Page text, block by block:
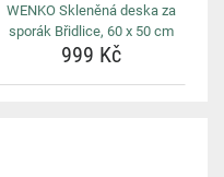
WENKO Skleněná deska za
sporák Břidlice, 60 x 50 cm
999 Kč